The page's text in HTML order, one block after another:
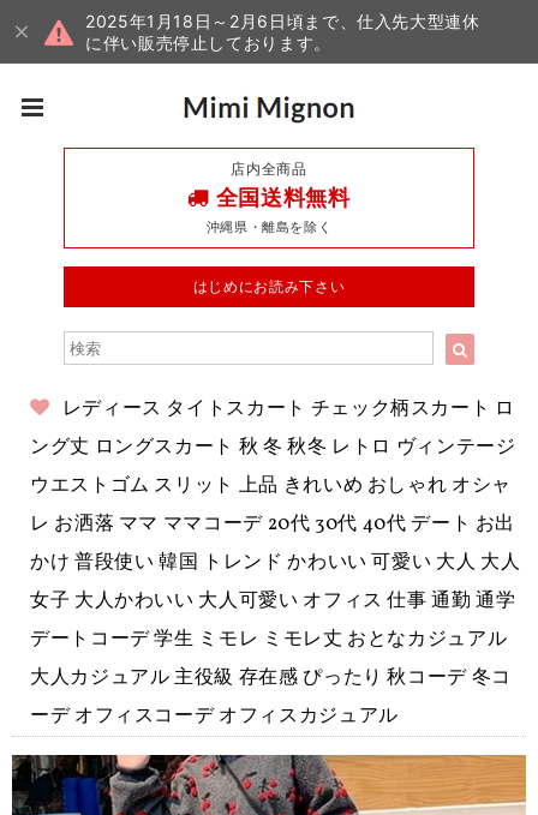
2025年1月18日～2月6日頃まで、仕入先大型連休
に伴い販売停止しております。
店内全商品
全国送料無料
沖縄県・離島を除く
はじめにお読み下さい
レディース タイトスカート チェック柄スカート ロ
ング丈 ロングスカート 秋 冬 秋冬 レトロ ヴィンテージ
ウエストゴム スリット 上品 きれいめ おしゃれ オシャ
レ お洒落 ママ ママコーデ 20代 30代 40代 デート お出
かけ 普段使い 韓国 トレンド かわいい 可愛い 大人 大人
女子 大人かわいい 大人可愛い オフィス 仕事 通勤 通学
デートコーデ 学生 ミモレ ミモレ丈 おとなカジュアル
大人カジュアル 主役級 存在感 ぴったり 秋コーデ 冬コ
ーデ オフィスコーデ オフィスカジュアル